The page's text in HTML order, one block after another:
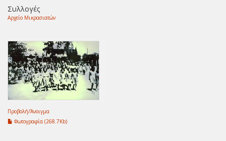
Συλλογές
Αρχείο Μικρασιατών
Προβολή/Άνοιγμα
Φωτογραφία (268.7Kb)